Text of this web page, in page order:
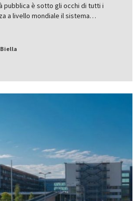
pubblica è sotto gli occhi di tutti i
a livello mondiale il sistema…